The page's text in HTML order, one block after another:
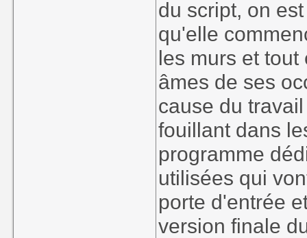
du script, on
qu'elle
les murs et
âmes de ses
cause du
fouillant dans
programme
utilisées qui
porte d'entrée
version finale